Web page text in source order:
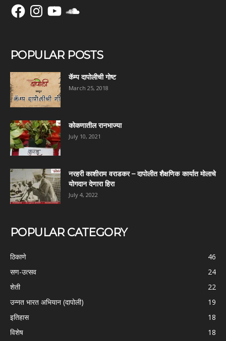
FacebookInstagramYouTubeSoundCloud
POPULAR POSTS
कॅम्प दापोलीची गोष्ट
March 25, 2018
कोकणातील रानभाज्या
July 10, 2021
नरहरी काशीराम वराडकर – दापोलीत शैक्षणिक कार्यात मोलाचे
योगदान देणारा हिरा
July 4, 2022
POPULAR CATEGORY
ठिकाणे
46
सण-उत्सव
24
शेती
22
उन्नत भारत अभियान (दापोली)
19
इतिहास
18
विशेष
18